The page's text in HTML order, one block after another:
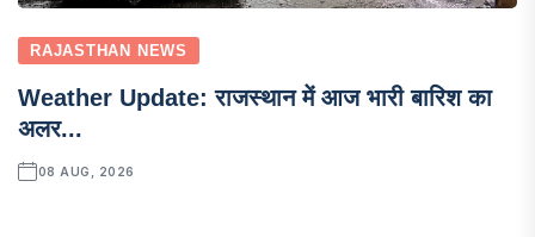
RAJASTHAN NEWS
Weather Update: राजस्थान में आज भारी बारिश का
अलर...
08 AUG, 2026